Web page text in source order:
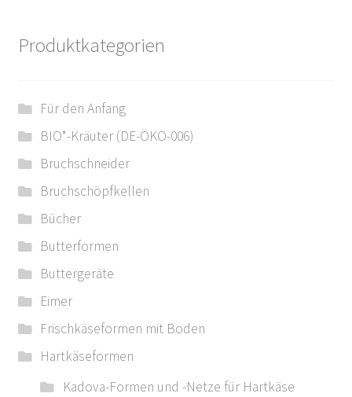
Produktkategorien
Für den Anfang
BIO*-Kräuter (DE-ÖKO-006)
Bruchschneider
Bruchschöpfkellen
Bücher
Butterformen
Buttergeräte
Eimer
Frischkäseformen mit Boden
Hartkäseformen
Kadova-Formen und -Netze für Hartkäse